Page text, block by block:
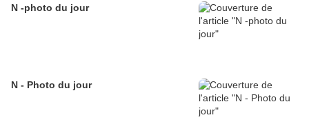
N -photo du jour
N - Photo du jour